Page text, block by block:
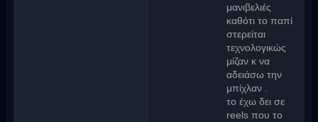
μανιβελιές
καθότι το παπί
στερείται
τεχνολογικώς
μίζαν κ να
αδειάσω την
μπίχλαν .
το έχω δει σε
reels που το